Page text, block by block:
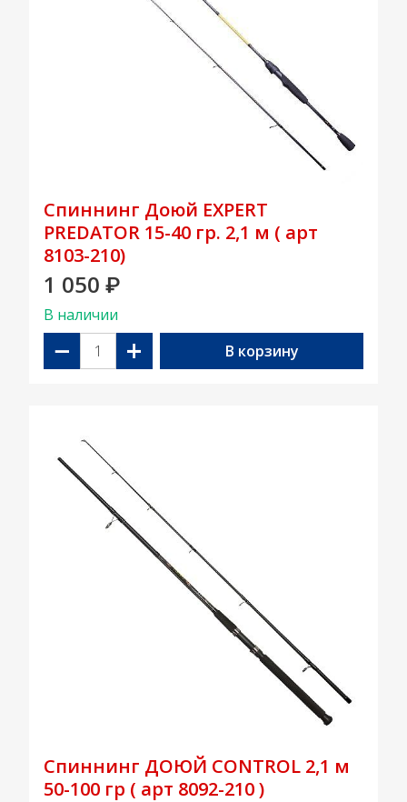
Спиннинг Доюй EXPERT
PREDATOR 15-40 гр. 2,1 м ( арт
8103-210)
1 050 ₽
В наличии
− + В корзину
Спиннинг ДОЮЙ CONTROL 2,1 м
50-100 гр ( арт 8092-210 )